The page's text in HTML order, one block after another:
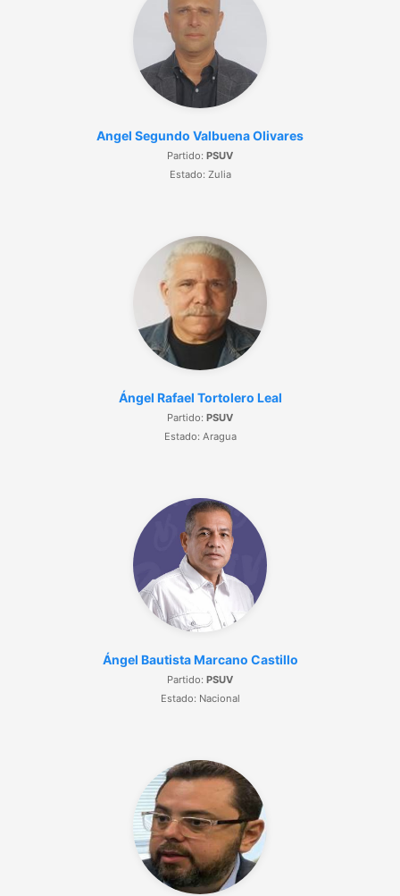
Angel Segundo Valbuena Olivares
Partido: PSUV
Estado: Zulia
Ángel Rafael Tortolero Leal
Partido: PSUV
Estado: Aragua
Ángel Bautista Marcano Castillo
Partido: PSUV
Estado: Nacional